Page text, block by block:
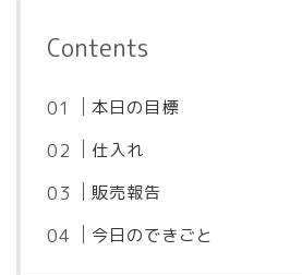
Contents
本日の目標
仕入れ
販売報告
今日のできごと